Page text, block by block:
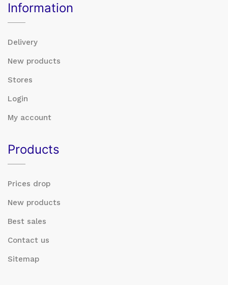
Information
Delivery
New products
Stores
Login
My account
Products
Prices drop
New products
Best sales
Contact us
Sitemap